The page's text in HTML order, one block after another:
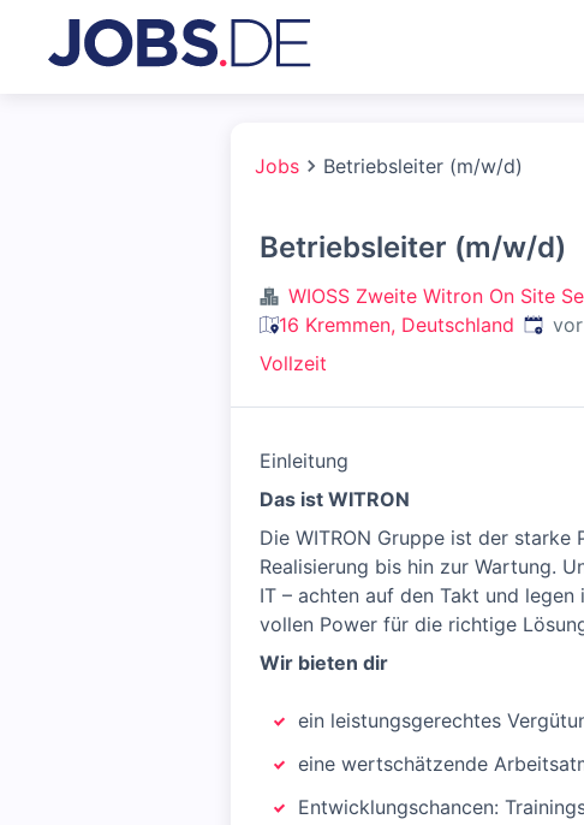
Jobs Betriebsleiter (m/w/d)
Betriebsleiter (m/w/d)
WIOSS Zweite Witron On Site
16 Kremmen, Deutschland
Vollzeit
Einleitung
Das ist WITRON
Die WITRON Gruppe ist der
Realisierung bis hin zur Wartung.
IT – achten auf den Takt und
vollen Power für die richtige
Wir bieten dir
ein leistungsgerechtes
eine wertschätzende
Entwicklungschancen: